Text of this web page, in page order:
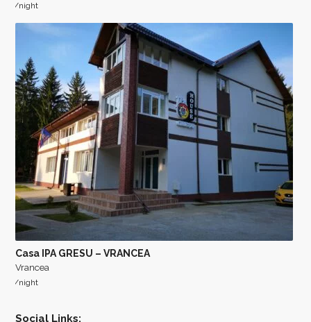
/night
Casa IPA GRESU – VRANCEA
Vrancea
/night
Social Links: